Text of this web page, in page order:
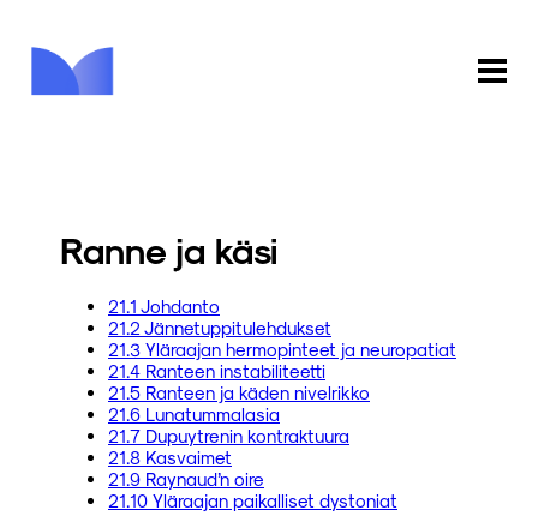
Ranne ja käsi
21.1 Johdanto
21.2 Jännetuppitulehdukset
21.3 Yläraajan hermopinteet ja neuropatiat
21.4 Ranteen instabiliteetti
21.5 Ranteen ja käden nivelrikko
21.6 Lunatummalasia
21.7 Dupuytrenin kontraktuura
21.8 Kasvaimet
21.9 Raynaud’n oire
21.10 Yläraajan paikalliset dystoniat